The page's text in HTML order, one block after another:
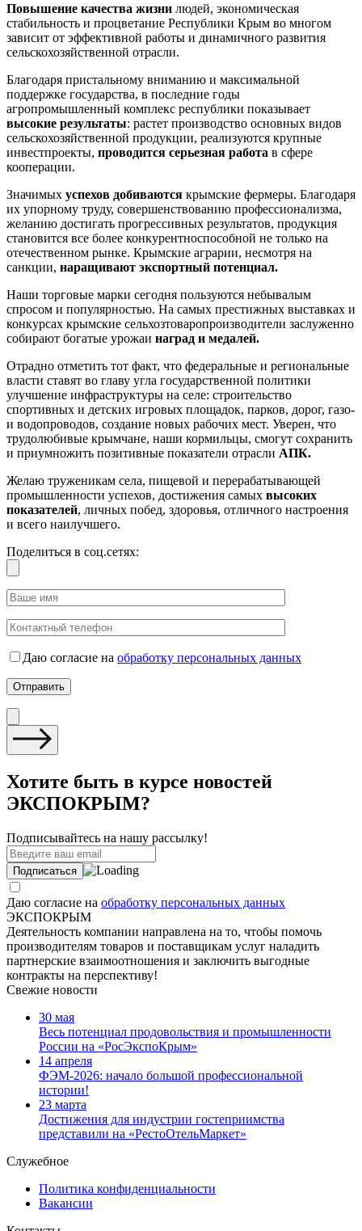
Повышение качества жизни людей, экономическая
стабильность и процветание Республики Крым во многом
зависит от эффективной работы и динамичного развития
сельскохозяйственной отрасли.
Благодаря пристальному вниманию и максимальной
поддержке государства, в последние годы
агропромышленный комплекс республики показывает
высокие результаты: растет производство основных видов
сельскохозяйственной продукции, реализуются крупные
инвестпроекты, проводится серьезная работа в сфере
кооперации.
Значимых успехов добиваются крымские фермеры. Благодаря
их упорному труду, совершенствованию профессионализма,
желанию достигать прогрессивных результатов, продукция
становится все более конкурентноспособной не только на
отечественном рынке. Крымские аграрии, несмотря на
санкции, наращивают экспортный потенциал.
Наши торговые марки сегодня пользуются небывалым
спросом и популярностью. На самых престижных выставках и
конкурсах крымские сельхозтоваропроизводители заслуженно
собирают богатые урожаи наград и медалей.
Отрадно отметить тот факт, что федеральные и региональные
власти ставят во главу угла государственной политики
улучшение инфраструктуры на селе: строительство
спортивных и детских игровых площадок, парков, дорог, газо-
и водопроводов, создание новых рабочих мест. Уверен, что
трудолюбивые крымчане, наши кормильцы, смогут сохранить
и приумножить позитивные показатели отрасли АПК.
Желаю труженикам села, пищевой и перерабатывающей
промышленности успехов, достижения самых высоких
показателей, личных побед, здоровья, отличного настроения
и всего наилучшего.
Поделиться в соц.сетях:
Даю согласие на обработку персональных данных
Хотите быть в курсе новостей
ЭКСПОКРЫМ?
Подписывайтесь на нашу рассылку!
Даю согласие на обработку персональных данных
ЭКСПОКРЫМ
Деятельность компании направлена на то, чтобы помочь
производителям товаров и поставщикам услуг наладить
партнерские взаимоотношения и заключить выгодные
контракты на перспективу!
Свежие новости
30 мая
Весь потенциал продовольствия и промышленности
России на «РосЭкспоКрым»
14 апреля
ФЭМ-2026: начало большой профессиональной
истории!
23 марта
Достижения для индустрии гостеприимства
представили на «РестоОтельМаркет»
Служебное
Политика конфиденциальности
Вакансии